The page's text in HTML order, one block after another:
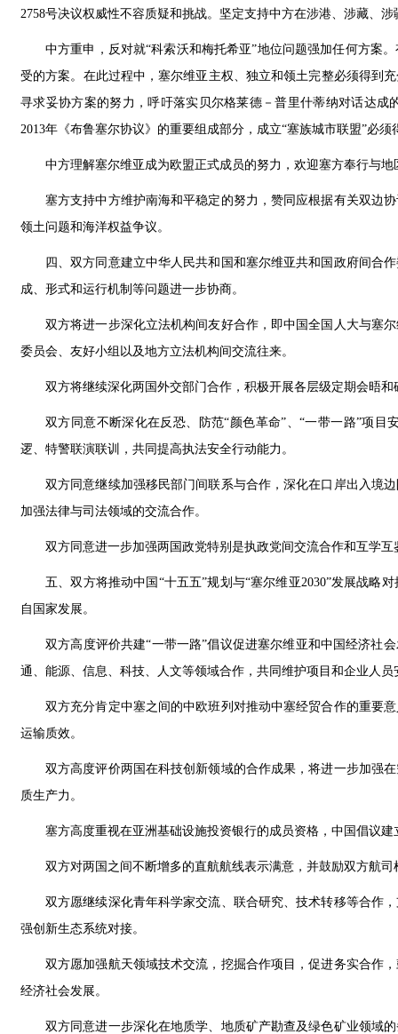
2758号决议权威性不容质疑和挑战。坚定支持中方在涉港、涉藏、
中方重申，反对就“科索沃和梅托希亚”地位问题强加任何方案
受的方案。在此过程中，塞尔维亚主权、独立和领土完整必须得到
寻求妥协方案的努力，呼吁落实贝尔格莱德－普里什蒂纳对话达
2013年《布鲁塞尔协议》的重要组成部分，成立“塞族城市联盟”必须
中方理解塞尔维亚成为欧盟正式成员的努力，欢迎塞方奉行与
塞方支持中方维护南海和平稳定的努力，赞同应根据有关双边
领土问题和海洋权益争议。
四、双方同意建立中华人民共和国和塞尔维亚共和国政府间合
成、形式和运行机制等问题进一步协商。
双方将进一步深化立法机构间友好合作，即中国全国人大与塞
委员会、友好小组以及地方立法机构间交流往来。
双方将继续深化两国外交部门合作，积极开展各层级定期会晤
双方同意不断深化在反恐、防范“颜色革命”、“一带一路”项
逻、特警联演联训，共同提高执法安全行动能力。
双方同意继续加强移民部门间联系与合作，深化在口岸出入境
加强法律与司法领域的交流合作。
双方同意进一步加强两国政党特别是执政党间交流合作和互学互
五、双方将推动中国“十五五”规划与“塞尔维亚2030”发展战略
自国家发展。
双方高度评价共建“一带一路”倡议促进塞尔维亚和中国经济社
通、能源、信息、科技、人文等领域合作，共同维护项目和企业人员
双方充分肯定中塞之间的中欧班列对推动中塞经贸合作的重要
运输质效。
双方高度评价两国在科技创新领域的合作成果，将进一步加强
质生产力。
塞方高度重视在亚洲基础设施投资银行的成员资格，中国倡议
双方对两国之间不断增多的直航航线表示满意，并鼓励双方航
双方愿继续深化青年科学家交流、联合研究、技术转移等合作
强创新生态系统对接。
双方愿加强航天领域技术交流，挖掘合作项目，促进务实合作
经济社会发展。
双方同意进一步深化在地质学、地质矿产勘查及绿色矿业领域